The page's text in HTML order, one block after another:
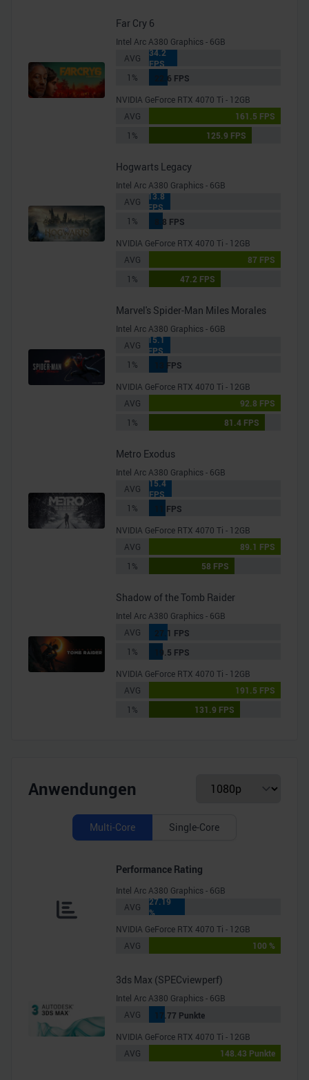
Far Cry 6
Intel Arc A380 Graphics - 6GB
AVG
34.2
FPS
1%
22.6 FPS
NVIDIA GeForce RTX 4070 Ti - 12GB
AVG
161.5 FPS
1%
125.9 FPS
Hogwarts Legacy
Intel Arc A380 Graphics - 6GB
AVG
13.8
FPS
1%
8.8 FPS
NVIDIA GeForce RTX 4070 Ti - 12GB
AVG
87 FPS
1%
47.2 FPS
Marvel's Spider-Man Miles Morales
Intel Arc A380 Graphics - 6GB
AVG
15.1
FPS
1%
13 FPS
NVIDIA GeForce RTX 4070 Ti - 12GB
AVG
92.8 FPS
1%
81.4 FPS
Metro Exodus
Intel Arc A380 Graphics - 6GB
AVG
15.4
FPS
1%
11 FPS
NVIDIA GeForce RTX 4070 Ti - 12GB
AVG
89.1 FPS
1%
58 FPS
Shadow of the Tomb Raider
Intel Arc A380 Graphics - 6GB
AVG
27.1 FPS
1%
19.5 FPS
NVIDIA GeForce RTX 4070 Ti - 12GB
AVG
191.5 FPS
1%
131.9 FPS
Anwendungen
Multi-Core Single-Core
Performance Rating
Intel Arc A380 Graphics - 6GB
AVG
27.19
%
NVIDIA GeForce RTX 4070 Ti - 12GB
AVG
100 %
3ds Max (SPECviewperf)
Intel Arc A380 Graphics - 6GB
AVG
17.77 Punkte
NVIDIA GeForce RTX 4070 Ti - 12GB
AVG
148.43 Punkte